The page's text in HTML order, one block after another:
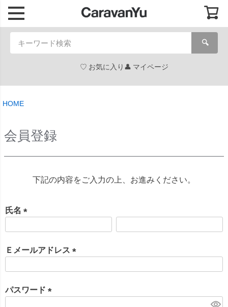
🔍
お気に入り マイページ
HOME
会員登録
下記の内容をご入力の上、お進みください。
氏名
須
Ｅメールアドレス
パスワード